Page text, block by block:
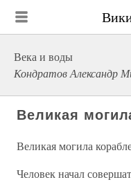
Века и воды
Кондратов Александр
Великая
Великая могила
Человек начал